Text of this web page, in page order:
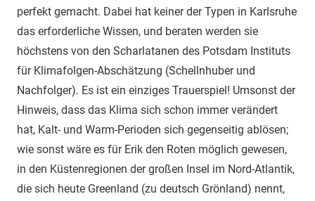
perfekt gemacht. Dabei hat keiner der Typen in Karlsruhe
das erforderliche Wissen, und beraten werden sie
höchstens von den Scharlatanen des Potsdam Instituts
für Klimafolgen-Abschätzung (Schellnhuber und
Nachfolger). Es ist ein einziges Trauerspiel! Umsonst der
Hinweis, dass das Klima sich schon immer verändert
hat, Kalt- und Warm-Perioden sich gegenseitig ablösen;
wie sonst wäre es für Erik den Roten möglich gewesen,
in den Küstenregionen der großen Insel im Nord-Atlantik,
die sich heute Greenland (zu deutsch Grönland) nennt,